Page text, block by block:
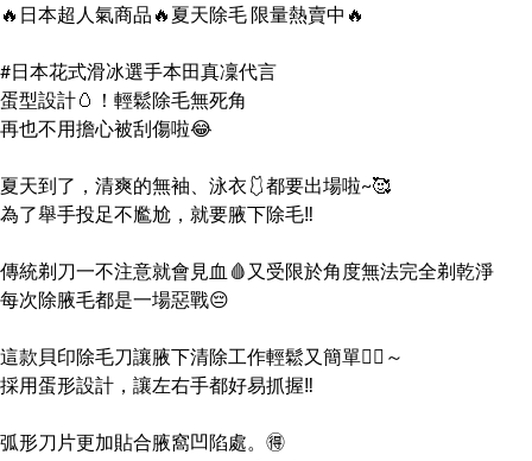
🔥日本超人氣商品🔥夏天除毛 限量熱賣中🔥
#日本花式滑冰選手本田真凜代言
蛋型設計🥚！輕鬆除毛無死角
再也不用擔心被刮傷啦😂
夏天到了，清爽的無袖、泳衣🩱都要出場啦~🥰
為了舉手投足不尷尬，就要腋下除毛‼️
傳統剃刀一不注意就會見血🩸又受限於角度無法完全剃乾淨
每次除腋毛都是一場惡戰😔
這款貝印除毛刀讓腋下清除工作輕鬆又簡單👍🏻～
採用蛋形設計，讓左右手都好易抓握‼️
弧形刀片更加貼合腋窩凹陷處。🉐